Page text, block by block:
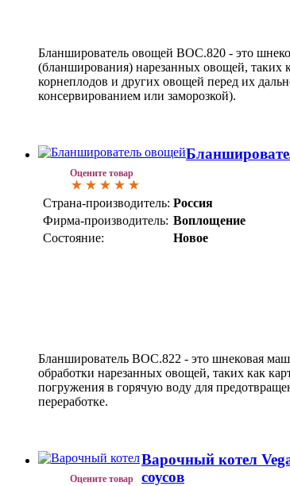
Бланширователь овощей ВОС.820 - это
(бланширования) нарезанных овощей, таких
корнеплодов и других овощей перед их
консервированием или заморозкой).
Оцените товар
Страна-производитель: Россия
Фирма-производитель: Воплощение
Состояние:
Новое
Бланширователь ВОС.822 - это шнековая
обработки нарезанных овощей, таких как
погружения в горячую воду для
переработке.
Оцените товар
Варочный котел
соусов